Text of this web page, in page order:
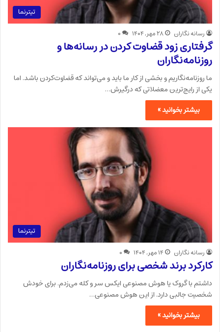
تیترنما
رسانه نگاران ۲۸ مهر, ۱۴۰۴ ۰
گرفتاری زود قضاوت کردن در رسانه‌ها و
روزنامه‌نگاران
ما روزنامه‌نگاریم و بخشی از کار ما باید و می‌تواند که قضاوت‌کردن باشد. اما
یکی از رایج‌ترین معضلاتی که درگیرش…
بیشتر بخوانید »
تیترنما
رسانه نگاران ۱۴ مهر, ۱۴۰۴ ۰
کارکرد برند شخصی برای روزنامه‌نگاران
داشتم با گروک یا هوش مصنوعی ایکس سر و کله می‌زدم. برای خودش
شخصیت جالبی دارد. از این هوش مصنوعی…
بیشتر بخوانید »